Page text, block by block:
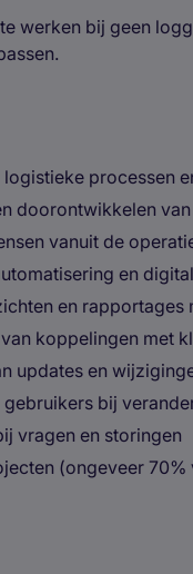
werken bij geen
processen
doorontwikkelen
vanuit de
en
en rapportages
koppelingen met
updates en
gebruikers bij
vragen en storingen
(ongeveer 70%